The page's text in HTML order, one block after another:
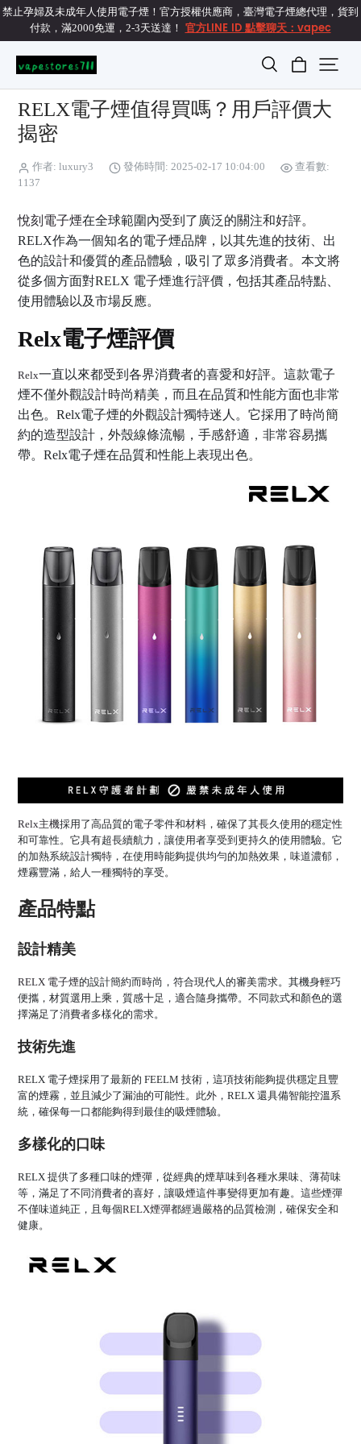
禁止孕婦及未成年人使用電子煙！官方授權供應商，臺灣電子煙總代理，貨到
付款，滿2000免運，2-3天送達！ 官方LINE ID 點擊聊天：vapec
RELX電子煙值得買嗎？用戶評價大
揭密
作者: luxury3 發佈時間: 2025-02-17 10:04:00
查看數:
1137
悅刻電子煙在全球範圍內受到了廣泛的關注和好評。
RELX作為一個知名的電子煙品牌，以其先進的技術、出
色的設計和優質的產品體驗，吸引了眾多消費者。本文將
從多個方面對RELX 電子煙進行評價，包括其產品特點、
使用體驗以及市場反應。
Relx電子煙評價
Relx一直以來都受到各界消費者的喜愛和好評。這款電子
煙不僅外觀設計時尚精美，而且在品質和性能方面也非常
出色。 Relx電子煙的外觀設計獨特迷人。它採用了時尚簡
約的造型設計，外殼線條流暢，手感舒適，非常容易攜
帶。Relx電子煙在品質和性能上表現出色。
Relx主機採用了高品質的電子零件和材料，確保了其長久使用的穩定性
和可靠性。它具有超長續航力，讓使用者享受到更持久的使用體驗。它
的加熱系統設計獨特，在使用時能夠提供均勻的加熱效果，味道濃郁，
煙霧豐滿，給人一種獨特的享受。
產品特點
設計精美
RELX 電子煙的設計簡約而時尚，符合現代人的審美需求。其機身輕巧
便攜，材質選用上乘，質感十足，適合隨身攜帶。不同款式和顏色的選
擇滿足了消費者多樣化的需求。
技術先進
RELX 電子煙採用了最新的 FEELM 技術，這項技術能夠提供穩定且豐
富的煙霧，並且減少了漏油的可能性。此外，RELX 還具備智能控溫系
統，確保每一口都能夠得到最佳的吸煙體驗。
多樣化的口味
RELX 提供了多種口味的煙彈，從經典的煙草味到各種水果味、薄荷味
等，滿足了不同消費者的喜好，讓吸煙這件事變得更加有趣。這些煙彈
不僅味道純正，且每個RELX煙彈都經過嚴格的品質檢測，確保安全和
健康。